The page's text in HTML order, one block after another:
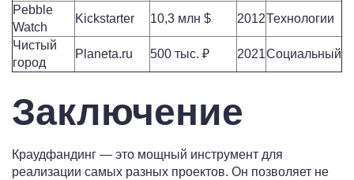
Pebble
Watch
Kickstarter 10,3 млн $ 2012Технологии
Чистый
город
Planeta.ru 500 тыс. ₽ 2021Социальный
Заключение
Краудфандинг — это мощный инструмент для
реализации самых разных проектов. Он позволяет не